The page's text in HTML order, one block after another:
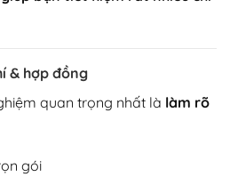
& hợp đồng
quan trọng nhất là làm rõ
gói